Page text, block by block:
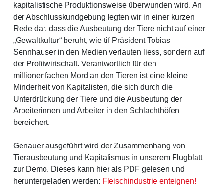
kapitalistische Produktionsweise überwunden wird. An
der Abschlusskundgebung legten wir in einer kurzen
Rede dar, dass die Ausbeutung der Tiere nicht auf einer
„Gewaltkultur“ beruht, wie tif-Präsident Tobias
Sennhauser in den Medien verlauten liess, sondern auf
der Profitwirtschaft. Verantwortlich für den
millionenfachen Mord an den Tieren ist eine kleine
Minderheit von Kapitalisten, die sich durch die
Unterdrückung der Tiere und die Ausbeutung der
Arbeiterinnen und Arbeiter in den Schlachthöfen
bereichert.
Genauer ausgeführt wird der Zusammenhang von
Tierausbeutung und Kapitalismus in unserem Flugblatt
zur Demo. Dieses kann hier als PDF gelesen und
heruntergeladen werden: Fleischindustrie enteignen!